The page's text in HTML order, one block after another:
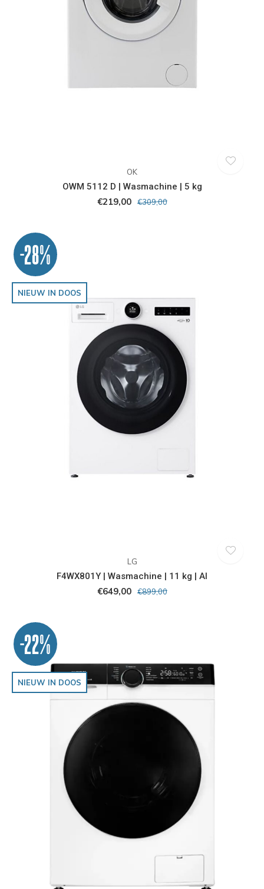
OK
OWM 5112 D | Wasmachine | 5 kg
€219,00 €309,00
-28%
NIEUW IN DOOS
LG
F4WX801Y | Wasmachine | 11 kg | AI
€649,00 €899,00
-22%
NIEUW IN DOOS